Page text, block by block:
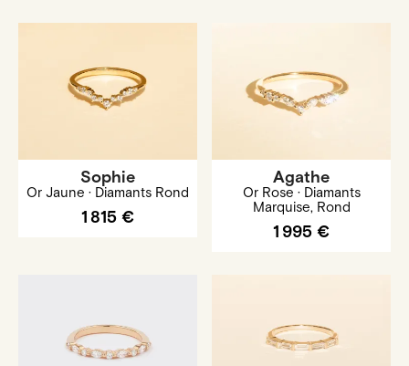
Sophie
Or Jaune · Diamants Rond
1 815 €
Agathe
Or Rose · Diamants
Marquise, Rond
1 995 €